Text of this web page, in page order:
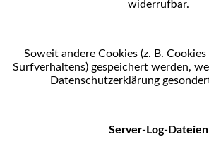
widerrufbar.
Soweit andere Cookies (z. B.
Surfverhaltens) gespeichert werden,
Datenschutzerklärung
Server-Log-Dateien